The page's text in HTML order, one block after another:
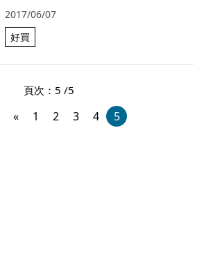
2017/06/07
好買
頁次：5 /5
« 1 2 3 4 5